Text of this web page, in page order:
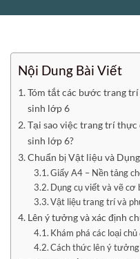
Nội Dung Bài Viết
Tóm tắt các bước trang
sinh lớp 6
Tại sao việc trang trí
sinh lớp 6?
Chuẩn bị Vật liệu và
Giấy A4 – Nền tảng
Dụng cụ viết và vẽ cơ
Vật liệu trang trí và
Lên ý tưởng và xác định
Khám phá các loại chủ
Cách thức lên ý tưởng